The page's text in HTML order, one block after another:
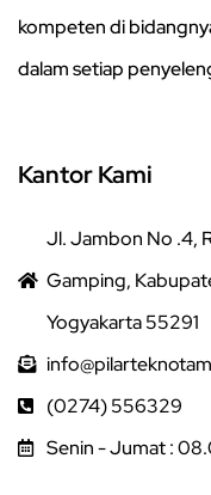
kompeten di
dalam setiap
Kantor Kami
Jl. Jambon No .4,
Gamping,
Yogyakarta 55291
(0274) 556329
Senin - Jumat :